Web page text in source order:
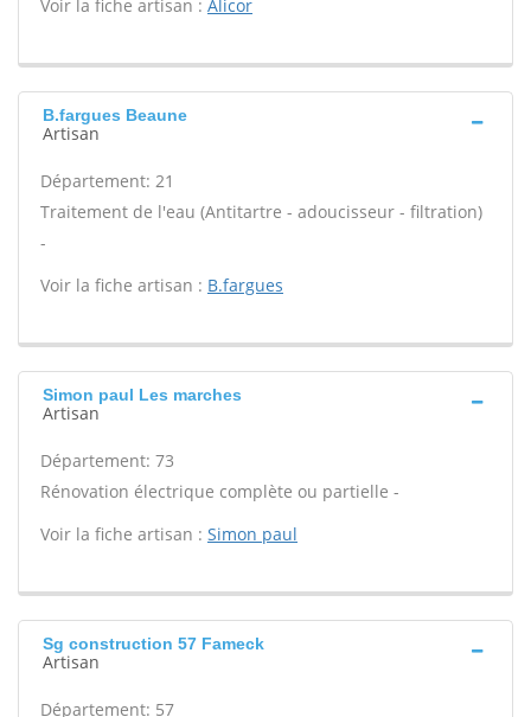
Voir la fiche artisan : Alicor
B.fargues Beaune
Artisan
Département: 21
Traitement de l'eau (Antitartre - adoucisseur - filtration)
-
Voir la fiche artisan : B.fargues
Simon paul Les marches
Artisan
Département: 73
Rénovation électrique complète ou partielle -
Voir la fiche artisan : Simon paul
Sg construction 57 Fameck
Artisan
Département: 57